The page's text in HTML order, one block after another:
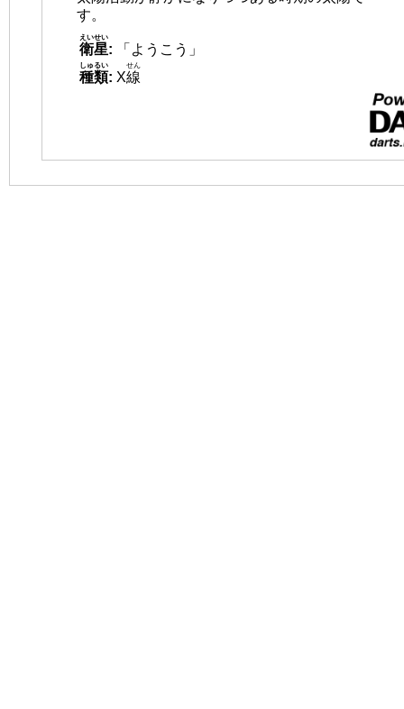
す。
衛星
えいせい
:
「ようこう」
種類
しゅるい
: X線
せん